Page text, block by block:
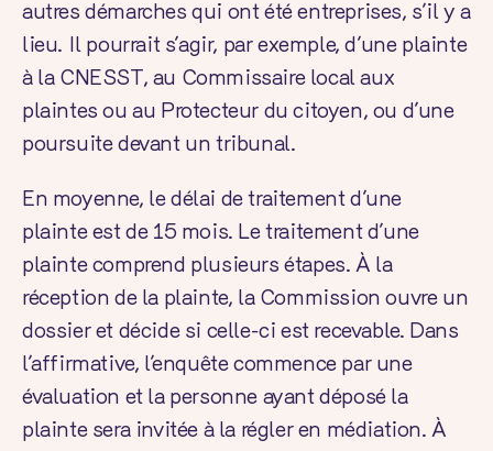
autres démarches qui ont été entreprises, s’il y a
lieu. Il pourrait s’agir, par exemple, d’une plainte
à la CNESST, au Commissaire local aux
plaintes ou au Protecteur du citoyen, ou d’une
poursuite devant un tribunal.
En moyenne, le délai de traitement d’une
plainte est de 15 mois. Le traitement d’une
plainte comprend plusieurs étapes. À la
réception de la plainte, la Commission ouvre un
dossier et décide si celle-ci est recevable. Dans
l’affirmative, l’enquête commence par une
évaluation et la personne ayant déposé la
plainte sera invitée à la régler en médiation. À